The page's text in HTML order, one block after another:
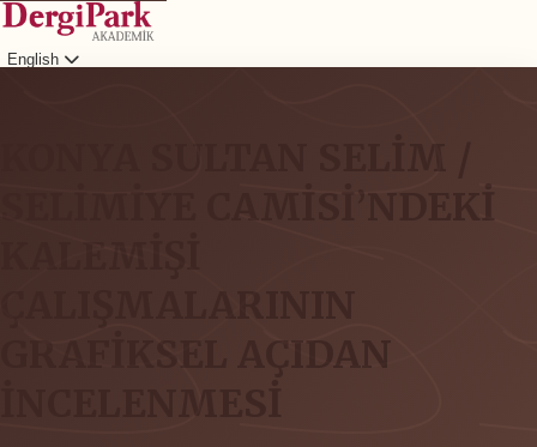
English
KONYA SULTAN SELİM /
SELİMİYE CAMİSİ’NDEKİ
GRAFİKSEL AÇIDAN
İNCELENMESİ